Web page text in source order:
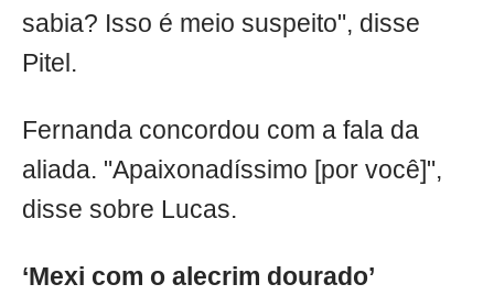
sabia? Isso é meio suspeito", disse
Pitel.
Fernanda concordou com a fala da
aliada. "Apaixonadíssimo [por você]",
disse sobre Lucas.
‘Mexi com o alecrim dourado’